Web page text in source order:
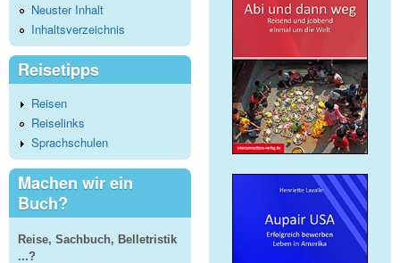
Neuster Inhalt
Inhaltsverzeichnis
Reisetipps
Reisen
Reiselinks
Sprachschulen
Machen wir ein
Buch?
Reise, Sachbuch, Belletristik
...?